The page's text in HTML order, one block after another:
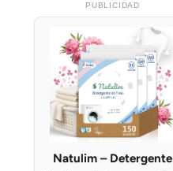
PUBLICIDAD
Natulim – Detergente